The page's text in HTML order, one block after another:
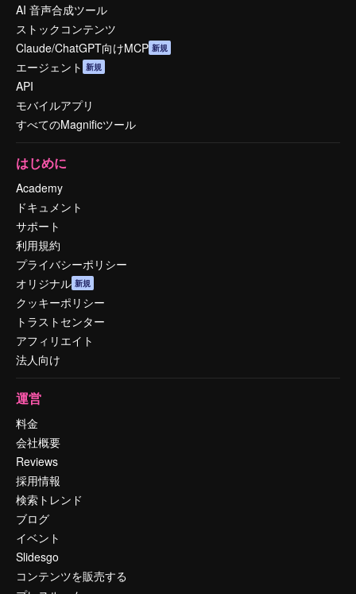
AI 音声合成ツール
ストックコンテンツ
Claude/ChatGPT向けMCP 新規
エージェント 新規
API
モバイルアプリ
すべてのMagnificツール
はじめに
Academy
ドキュメント
サポート
利用規約
プライバシーポリシー
オリジナル 新規
クッキーポリシー
トラストセンター
アフィリエイト
法人向け
運営
料金
会社概要
Reviews
採用情報
検索トレンド
ブログ
イベント
Slidesgo
コンテンツを販売する